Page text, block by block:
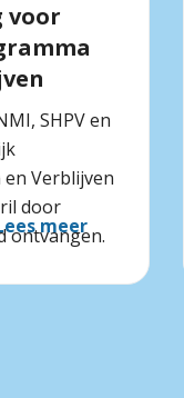
voor
SHPV en
Verblijven
door
ontvangen.
meer